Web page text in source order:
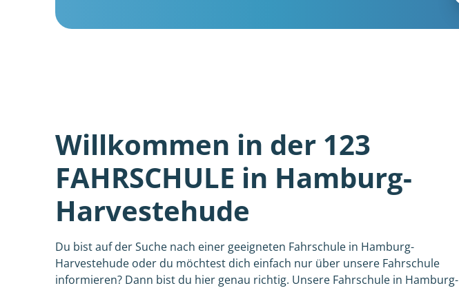
Willkommen in der 123
FAHRSCHULE in Hamburg-
Harvestehude
Du bist auf der Suche nach einer geeigneten Fahrschule in Hamburg-
Harvestehude oder du möchtest dich einfach nur über unsere Fahrschule
informieren? Dann bist du hier genau richtig. Unsere Fahrschule in Hamburg-